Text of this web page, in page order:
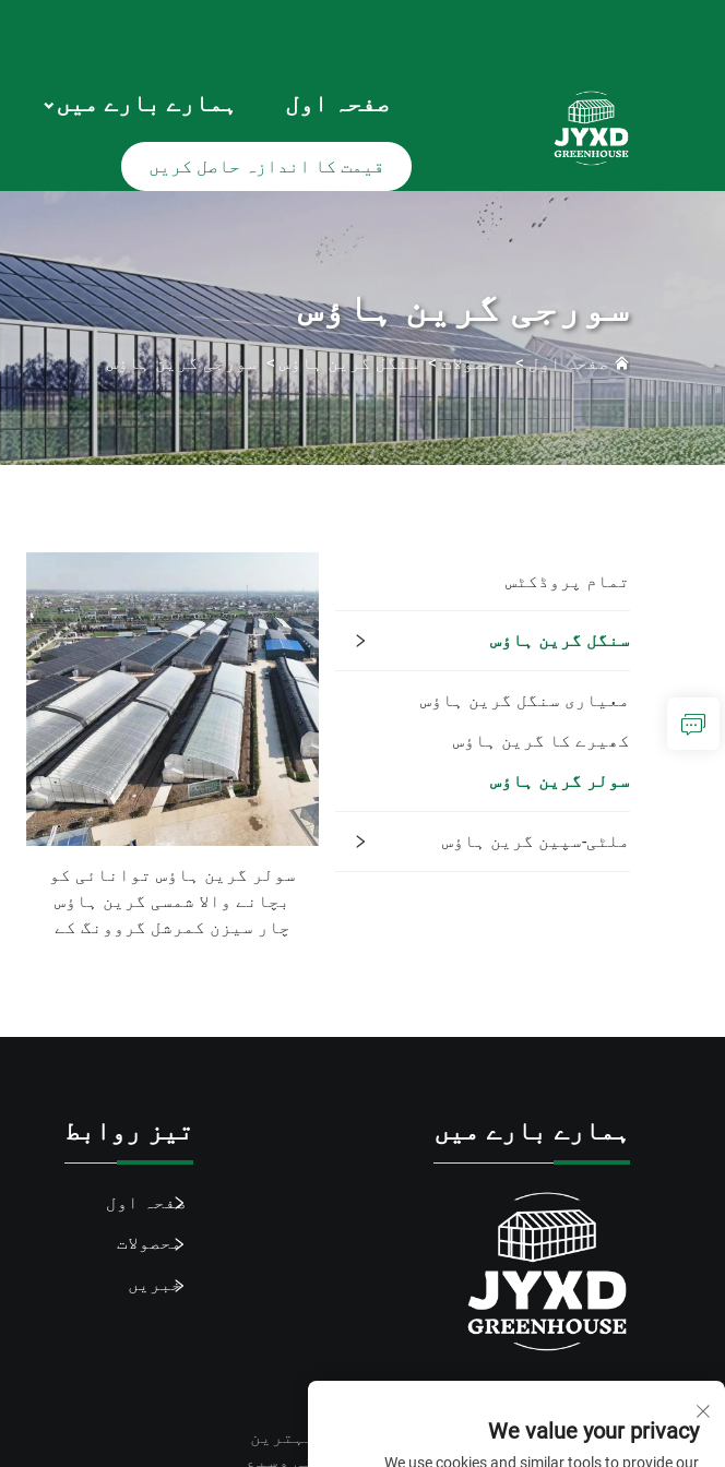
صفحہ اول ہمارے بارے میں
قیمت کا اندازہ حاصل کریں
سورجی گرین ہاؤس
صفحہ اول>محصولات>سنگل گرین ہاؤس > سورجی گرین ہاؤس
تمام پروڈکٹس
سنگل گرین ہاؤس
معیاری سنگل گرین ہاؤس
کھیرے کا گرین ہاؤس
سولر گرین ہاؤس
ملٹی-سپین گرین ہاؤس
سولر گرین ہاؤس توانائی کو
بچانے والا شمسی گرین ہاؤس
چار سیزن کمرشل گروونگ کے
ہمارے بارے میں
ہم نے بہترین پروڈکٹ کی معیار اور بہترین
بعد از فروخت سروس کے ساتھ صارفین کی وسیع
تیز روابط
صفحہ اول
محصولات
خبریں
We value your privacy
We use cookies and similar tools to provide our